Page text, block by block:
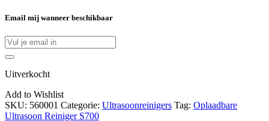
Email mij wanneer beschikbaar
Uitverkocht
Add to Wishlist
SKU: 560001 Categorie: Ultrasoonreinigers Tag: Oplaadbare
Ultrasoon Reiniger S700